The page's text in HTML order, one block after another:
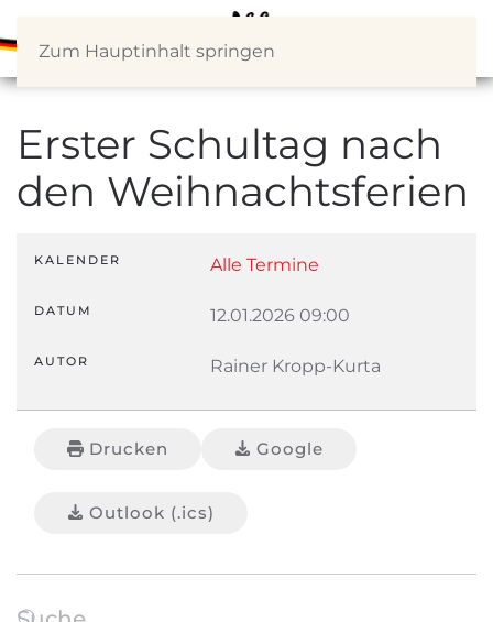
Zum Hauptinhalt springen
Erster Schultag nach
den Weihnachtsferien
KALENDER Alle Termine
DATUM 12.01.2026 09:00
AUTOR Rainer Kropp-Kurta
Drucken Google
Outlook (.ics)